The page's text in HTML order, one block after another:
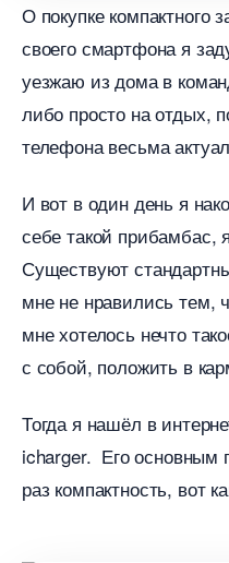
О покупке компактного
своего смартфона я
уезжаю из дома в
либо просто на отдых,
телефона весьма
И вот в один день я
себе такой прибамбас,
Существуют
мне не нравились тем,
мне хотелось нечто
с собой, положить в
Тогда я нашёл в
icharger. Его основным
раз компактность, вот